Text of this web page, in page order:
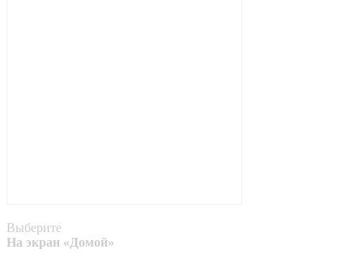
Выберите
На экран «Домой»